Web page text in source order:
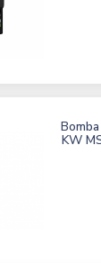
KW